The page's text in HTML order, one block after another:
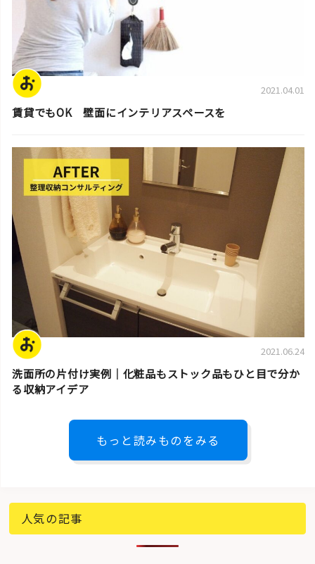
2021.04.01
賃貸でもOK 壁面にインテリアスペースを
片付けのコツ・アイデア
2021.06.24
洗面所の片付け実例｜化粧品もストック品もひと目で分か
る収納アイデア
もっと読みものをみる
人気の記事